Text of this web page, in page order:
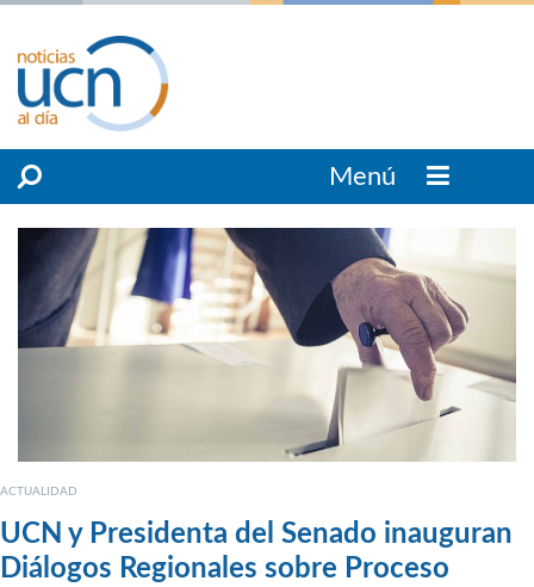
Menú
ACTUALIDAD
UCN y Presidenta del Senado inauguran
Diálogos Regionales sobre Proceso